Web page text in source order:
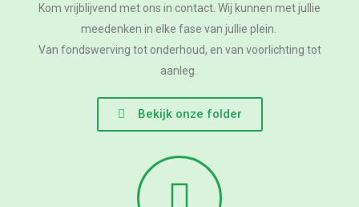
Kom vrijblijvend met ons in contact. Wij kunnen met jullie
meedenken in elke fase van jullie plein.
Van fondswerving tot onderhoud, en van voorlichting tot
aanleg.
Bekijk onze folder